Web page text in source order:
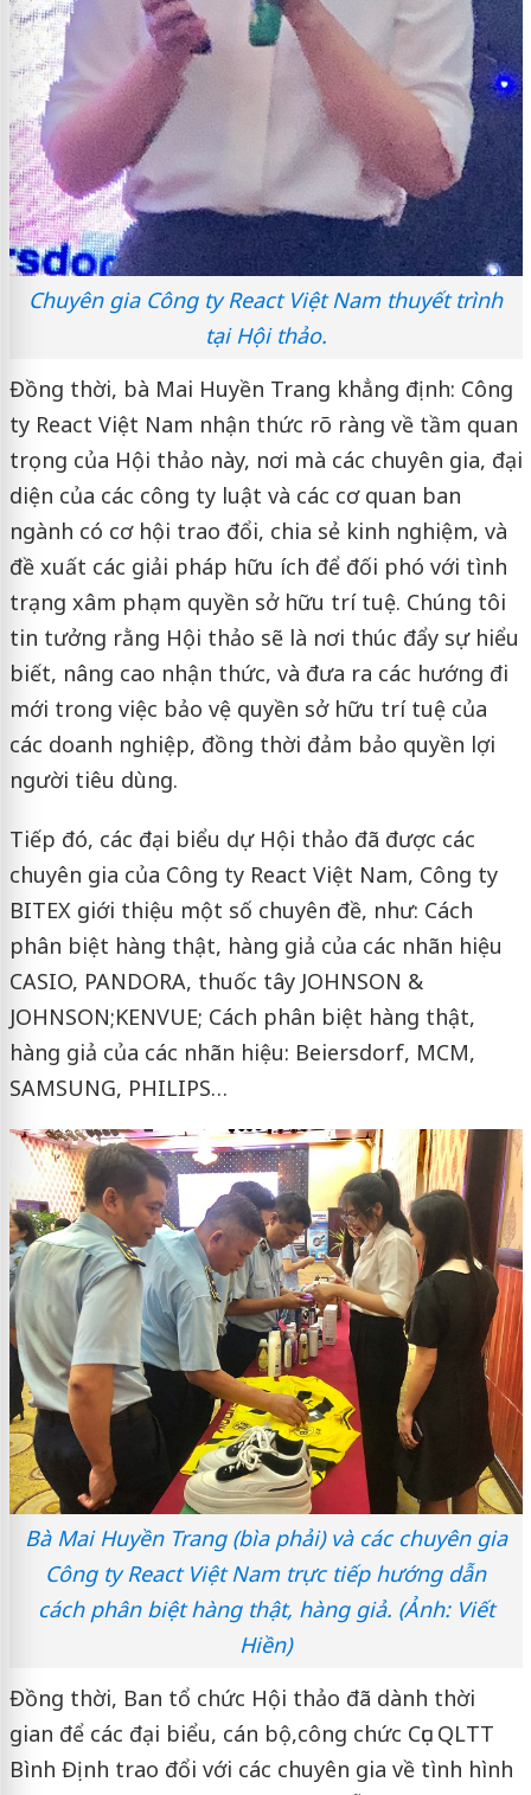
Chuyên gia Công ty React Việt Nam thuyết trình
tại Hội thảo.
Đồng thời, bà Mai Huyền Trang khẳng định: Công
ty React Việt Nam nhận thức rõ ràng về tầm quan
trọng của Hội thảo này, nơi mà các chuyên gia, đại
diện của các công ty luật và các cơ quan ban
ngành có cơ hội trao đổi, chia sẻ kinh nghiệm, và
đề xuất các giải pháp hữu ích để đối phó với tình
trạng xâm phạm quyền sở hữu trí tuệ. Chúng tôi
tin tưởng rằng Hội thảo sẽ là nơi thúc đẩy sự hiểu
biết, nâng cao nhận thức, và đưa ra các hướng đi
mới trong việc bảo vệ quyền sở hữu trí tuệ của
các doanh nghiệp, đồng thời đảm bảo quyền lợi
người tiêu dùng.
Tiếp đó, các đại biểu dự Hội thảo đã được các
chuyên gia của Công ty React Việt Nam, Công ty
BITEX giới thiệu một số chuyên đề, như: Cách
phân biệt hàng thật, hàng giả của các nhãn hiệu
CASIO, PANDORA, thuốc tây JOHNSON &
JOHNSON;KENVUE; Cách phân biệt hàng thật,
hàng giả của các nhãn hiệu: Beiersdorf, MCM,
SAMSUNG, PHILIPS…
Bà Mai Huyền Trang (bìa phải) và các chuyên gia
Công ty React Việt Nam trực tiếp hướng dẫn
cách phân biệt hàng thật, hàng giả. (Ảnh: Viết
Hiền)
Đồng thời, Ban tổ chức Hội thảo đã dành thời
gian để các đại biểu, cán bộ,công chức Cục QLTT
Bình Định trao đổi với các chuyên gia về tình hình